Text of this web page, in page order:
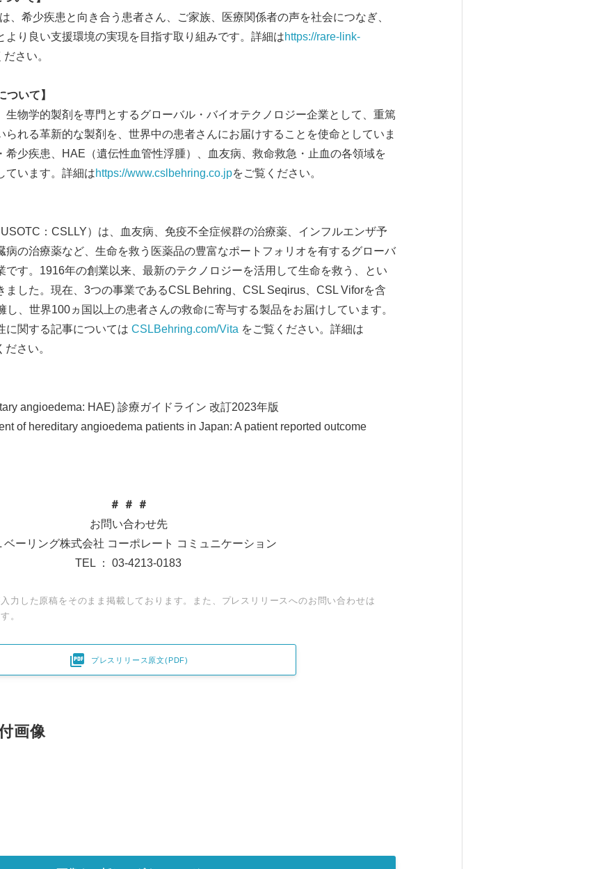
、希少疾患と向き合う患者さん、ご家族、医療関係者の声を社会につなぎ、
より良い支援環境の実現を目指す取り組みです。詳細はhttps://rare-link-
さい。
いて】
生物学的製剤を専門とするグローバル・バイオテクノロジー企業として、重篤
られる革新的な製剤を、世界中の患者さんにお届けすることを使命としていま
希少疾患、HAE（遺伝性血管性浮腫）、血友病、救命救急・止血の各領域を
ています。詳細はhttps://www.cslbehring.co.jpをご覧ください。
USOTC：CSLLY）は、血友病、免疫不全症候群の治療薬、インフルエンザ予
病の治療薬など、生命を救う医薬品の豊富なポートフォリオを有するグローバ
です。1916年の創業以来、最新のテクノロジーを活用して生命を救う、とい
ました。現在、3つの事業であるCSL Behring、CSL Seqirus、CSL Viforを含
し、世界100ヵ国以上の患者さんの救命に寄与する製品をお届けしています。
に関する記事については CSLBehring.com/Vitaをご覧ください。詳細は
さい。
angioedema: HAE) 診療ガイドライン 改訂2023年版
of hereditary angioedema patients in Japan: A patient reported outcome
＃ ＃ ＃
お問い合わせ先
ベーリング株式会社 コーポレート コミュニケーション
TEL ： 03-4213-0183
力した原稿をそのまま掲載しております。また、プレスリリースへのお問い合わせは
。
 プレスリリース原文(PDF)
画像